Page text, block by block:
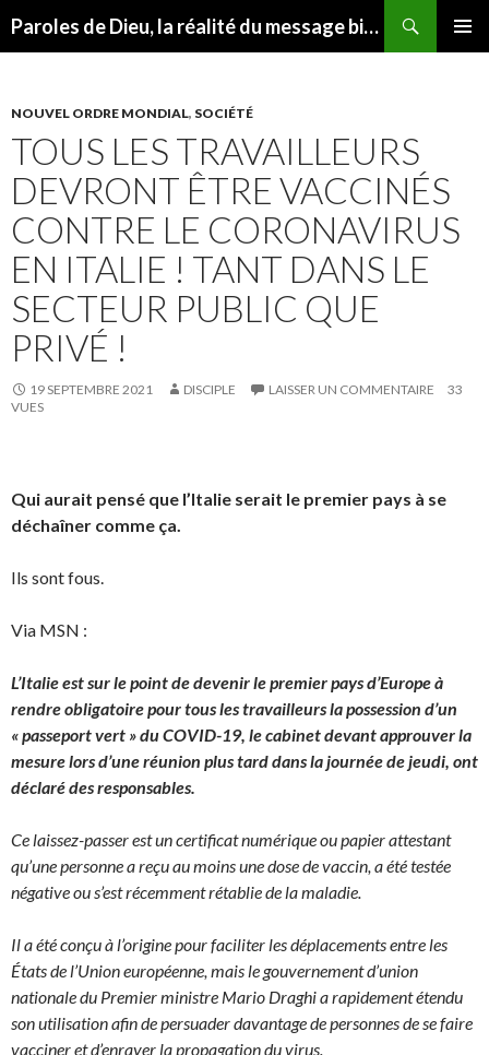
Paroles de Dieu, la réalité du message biblique
NOUVEL ORDRE MONDIAL, SOCIÉTÉ
TOUS LES TRAVAILLEURS
DEVRONT ÊTRE VACCINÉS
CONTRE LE CORONAVIRUS
EN ITALIE ! TANT DANS LE
SECTEUR PUBLIC QUE
PRIVÉ !
19 SEPTEMBRE 2021 DISCIPLE LAISSER UN COMMENTAIRE
33
VUES
Qui aurait pensé que l’Italie serait le premier pays à se
déchaîner comme ça.
Ils sont fous.
Via MSN :
L’Italie est sur le point de devenir le premier pays d’Europe à
rendre obligatoire pour tous les travailleurs la possession d’un
« passeport vert » du COVID-19, le cabinet devant approuver la
mesure lors d’une réunion plus tard dans la journée de jeudi, ont
déclaré des responsables.
Ce laissez-passer est un certificat numérique ou papier attestant
qu’une personne a reçu au moins une dose de vaccin, a été testée
négative ou s’est récemment rétablie de la maladie.
Il a été conçu à l’origine pour faciliter les déplacements entre les
États de l’Union européenne, mais le gouvernement d’union
nationale du Premier ministre Mario Draghi a rapidement étendu
son utilisation afin de persuader davantage de personnes de se faire
vacciner et d’enrayer la propagation du virus.